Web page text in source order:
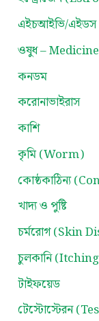
এইচআইভি/
ওষুধ – Medicine
কনডম
করোনাভাইরাস
কাশি
কৃমি (Worm)
কোষ্ঠকাঠিন্য
খাদ্য ও পুষ্টি
চর্মরোগ (Skin
চুলকানি
টাইফয়েড
টেস্টোস্টেরন